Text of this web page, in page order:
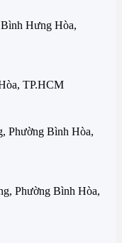
Hưng Hòa,
TP.HCM
Phường Bình Hòa,
Phường Bình Hòa,